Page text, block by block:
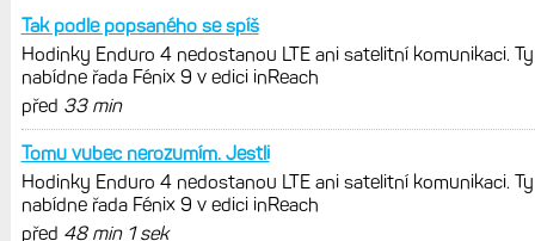
Garmin poprvé překonal hranici
300 dolarů. Cena akcií za devět
měsíců výrazně vzrostla